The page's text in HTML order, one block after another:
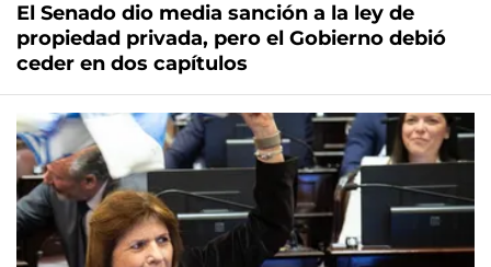
El Senado dio media sanción a la ley de
propiedad privada, pero el Gobierno debió
ceder en dos capítulos